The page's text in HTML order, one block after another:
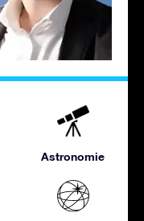
Astronomie